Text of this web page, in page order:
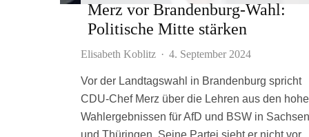
Merz vor Brandenburg-Wahl:
Politische Mitte stärken
Elisabeth Koblitz · 4. September 2024
Vor der Landtagswahl in Brandenburg spricht
CDU-Chef Merz über die Lehren aus den
Wahlergebnissen für AfD und BSW in Sachsen
und Thüringen. Seine Partei sieht er nicht vor